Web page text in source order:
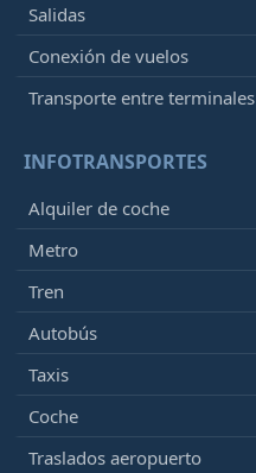
Salidas
Conexión de vuelos
Transporte entre terminales
INFOTRANSPORTES
Alquiler de coche
Metro
Tren
Autobús
Taxis
Coche
Traslados aeropuerto